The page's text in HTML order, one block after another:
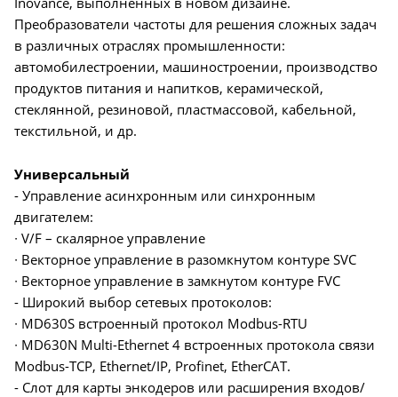
Преобразователи частоты для решения сложных задач
в различных отраслях промышленности:
автомобилестроении, машиностроении, производство
продуктов питания и напитков, керамической,
стеклянной, резиновой, пластмассовой, кабельной,
текстильной, и др.
Универсальный
- Управление асинхронным или синхронным
двигателем:
∙ V/F – скалярное управление
∙ Векторное управление в разомкнутом контуре SVC
∙ Векторное управление в замкнутом контуре FVC
- Широкий выбор сетевых протоколов:
∙ MD630S встроенный протокол Modbus-RTU
∙ MD630N Multi-Ethernet 4 встроенных протокола связи
Modbus-TCP, Ethernet/IP, Profinet, EtherCAT.
- Слот для карты энкодеров или расширения входов/